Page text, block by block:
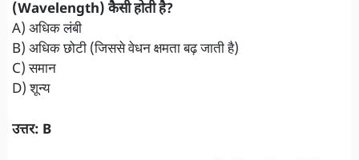
(Wavelength) कैसी होती है?
A) अधिक लंबी
B) अधिक छोटी (जिससे वेधन क्षमता बढ़ जाती है)
C) समान
D) शून्य
उत्तर: B